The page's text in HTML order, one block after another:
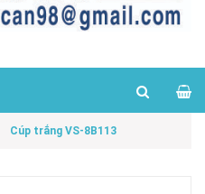
Cúp trắng VS-8B113